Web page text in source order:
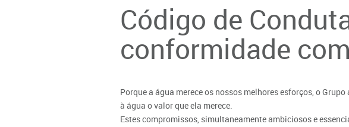
Código de
conformidade
Porque a água merece os nossos melhores esforços, o
à água o valor que ela merece.
Estes compromissos, simultaneamente ambiciosos e